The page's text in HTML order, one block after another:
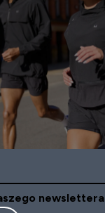
newslettera